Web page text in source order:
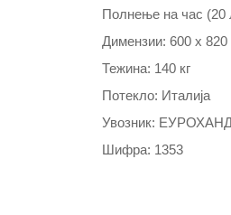
Полнење на час (20
Димензии: 600 x
Тежина: 140 кг
Потекло: Италија
Увозник:
Шифра: 1353